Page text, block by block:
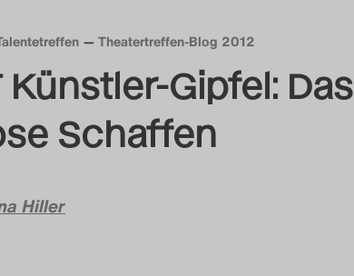
Theatertreffen-Blog 2012
Künstler-Gipfel: Das
Schaffen
Hiller